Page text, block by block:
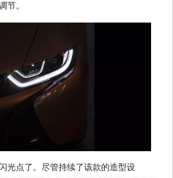
节。
光点了。尽管持续了该款的造型设